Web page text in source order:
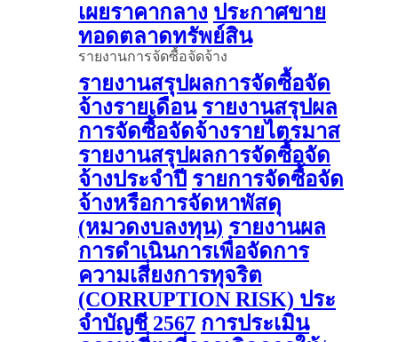
เผยราคากลาง ประกาศขาย
ทอดตลาดทรัพย์สิน
รายงานการจัดซื้อจัดจ้าง
รายงานสรุปผลการจัดซื้อจัด
จ้างรายเดือน รายงานสรุปผล
การจัดซื้อจัดจ้างรายไตรมาส
รายงานสรุปผลการจัดซื้อจัด
จ้างประจำปี รายการจัดซื้อจัด
จ้างหรือการจัดหาพัสดุ
(หมวดงบลงทุน) รายงานผล
การดําเนินการเพื่อจัดการ
ความเสี่ยงการทุจริต
(CORRUPTION RISK) ประ
จําบัญชี 2567 การประเมิน